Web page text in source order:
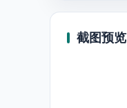
截图预览